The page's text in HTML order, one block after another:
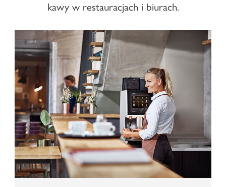
kawy w restauracjach i biurach.